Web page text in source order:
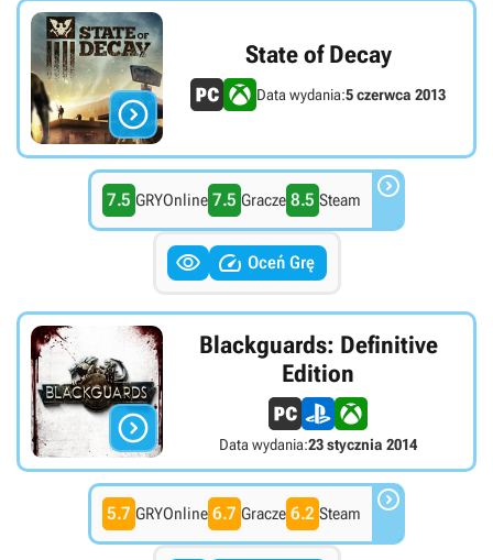

State of Decay
Data wydania:5 czerwca 2013
7.5 GRYOnline 7.5 Gracze 8.5 Steam 
  Oceń Grę

Blackguards: Definitive
Edition
Data wydania:23 stycznia 2014
5.7 GRYOnline 6.7 Gracze 6.2 Steam 